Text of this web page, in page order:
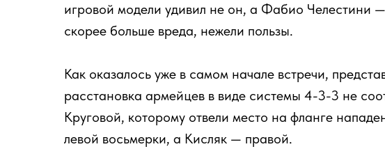
игровой модели удивил не он, а Фабио Челестини
скорее больше вреда, нежели пользы.
Как оказалось уже в самом начале встречи,
расстановка армейцев в виде системы 4-3-3 не
Круговой, которому отвели место на фланге
левой восьмерки, а Кисляк — правой.